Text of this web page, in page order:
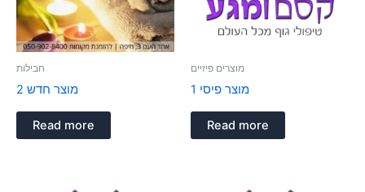
חבילות
מוצר חדש 2
Read more
מוצרים פיזיים
מוצר פיסי 1
Read more